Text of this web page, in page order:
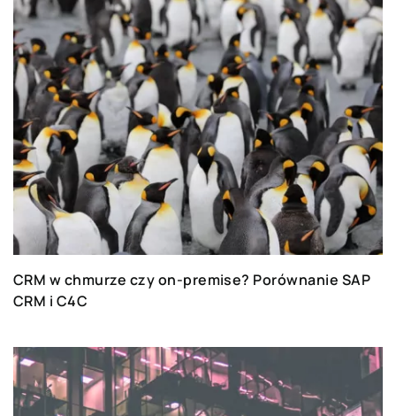
CRM w chmurze czy on-premise? Porównanie SAP
CRM i C4C